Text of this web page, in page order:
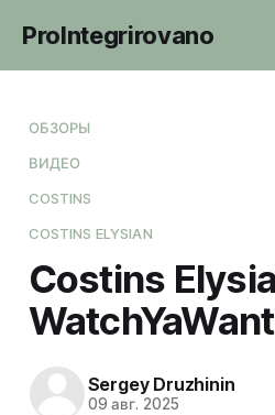
ProIntegrirovano
ОБЗОРЫ
ВИДЕО
COSTINS
COSTINS ELYSIAN
Costins
WatchYaWant
Sergey Druzhinin
09 авг. 2025